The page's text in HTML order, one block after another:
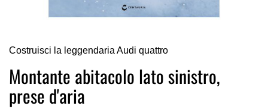
all'inizio
della
galleria
di
immagini
Costruisci la leggendaria Audi quattro
Montante abitacolo lato sinistro,
prese d'aria